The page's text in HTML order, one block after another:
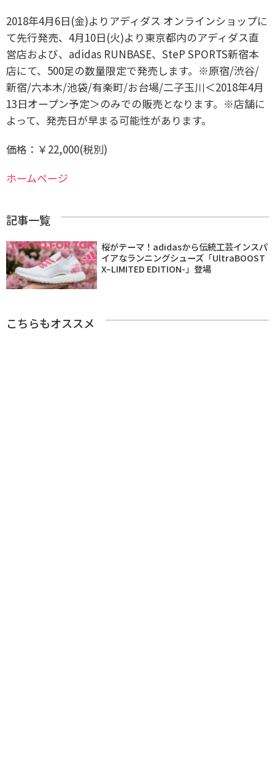
2018年4月6日(金)よりアディダス オンラインショップに
て先行発売、4月10日(火)より東京都内のアディダス直
営店および、adidas RUNBASE、SteP SPORTS新宿本
店にて、500足の数量限定で発売します。※原宿/渋谷/
新宿/六本木/池袋/有楽町/お台場/二子玉川＜2018年4月
13日オープン予定＞のみでの販売となります。※店舗に
よって、発売日が早まる可能性があります。
価格：￥22,000(税別)
ホームページ
記事一覧
桜がテーマ！adidasから伝統工芸インスパ
イアなランニングシューズ「UltraBOOST
X–LIMITED EDITION-」登場
こちらもオススメ